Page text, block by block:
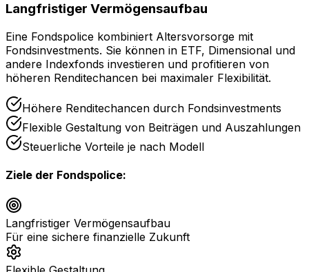
Langfristiger Vermögensaufbau
Eine Fondspolice kombiniert Altersvorsorge mit
Fondsinvestments. Sie können in ETF, Dimensional und
andere Indexfonds investieren und profitieren von
höheren Renditechancen bei maximaler Flexibilität.
Höhere Renditechancen durch Fondsinvestments
Flexible Gestaltung von Beiträgen und Auszahlungen
Steuerliche Vorteile je nach Modell
Ziele der Fondspolice:
Langfristiger Vermögensaufbau
Für eine sichere finanzielle Zukunft